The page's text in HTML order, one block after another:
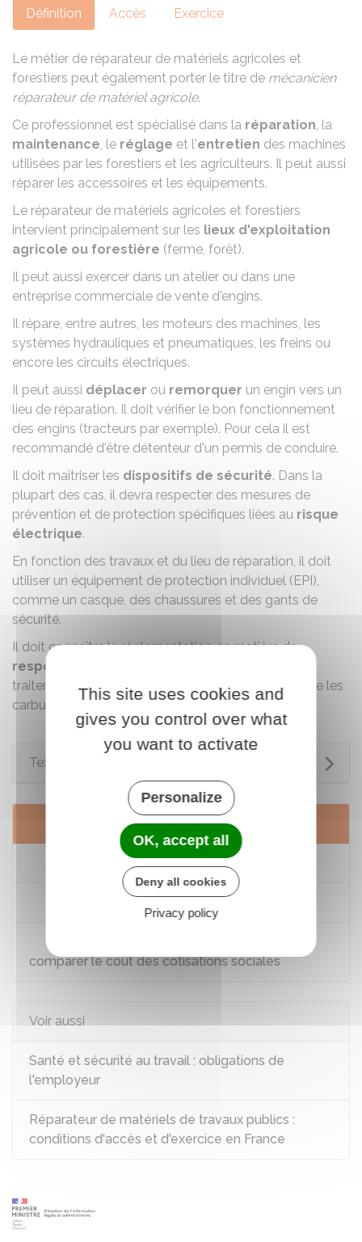
Définition Accès Exercice
Le métier de réparateur de matériels agricoles et
forestiers peut également porter le titre de mécanicien
réparateur de matériel agricole.
Ce professionnel est spécialisé dans la réparation, la
maintenance, le réglage et l'entretien des machines
utilisées par les forestiers et les agriculteurs. Il peut aussi
réparer les accessoires et les équipements.
Le réparateur de matériels agricoles et forestiers
intervient principalement sur les lieux d'exploitation
agricole ou forestière (ferme, forêt).
Il peut aussi exercer dans un atelier ou dans une
entreprise commerciale de vente d'engins.
Il répare, entre autres, les moteurs des machines, les
systèmes hydrauliques et pneumatiques, les freins ou
encore les circuits électriques.
Il peut aussi déplacer ou remorquer un engin vers un
lieu de réparation. Il doit vérifier le bon fonctionnement
des engins (tracteurs par exemple). Pour cela il est
recommandé d'être détenteur d'un permis de conduire.
Il doit maîtriser les dispositifs de sécurité. Dans la
plupart des cas, il devra respecter des mesures de
prévention et de protection spécifiques liées au risque
électrique.
En fonction des travaux et du lieu de réparation, il doit
utiliser un équipement de protection individuel (EPI),
comme un casque, des chaussures et des gants de
sécurité.
Il doit connaître la réglementation en matière de
responsabilité environnementale
traitement des déchets professionnels (par exemple les
carburants, les batteries, les lubrifiants).
Textes de référence
Services en ligne et formulaires
Guichet des formalités des entreprises
Soumettre une plainte à Solvit
comparer le coût des cotisations sociales
Voir aussi
Santé et sécurité au travail : obligations de
l'employeur
Réparateur de matériels de travaux publics :
conditions d'accès et d'exercice en France
This site uses cookies and
gives you control over what
you want to activate
Personalize
OK, accept all
Deny all cookies
Privacy policy